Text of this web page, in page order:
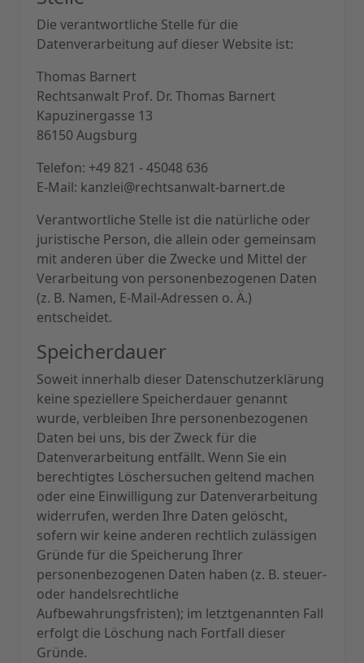
Die verantwortliche Stelle für die
Datenverarbeitung auf dieser Website ist:
Thomas Barnert
Rechtsanwalt Prof. Dr. Thomas Barnert
Kapuzinergasse 13
86150 Augsburg
Telefon: +49 821 - 45048 636
E-Mail: kanzlei@rechtsanwalt-barnert.de
Verantwortliche Stelle ist die natürliche oder
juristische Person, die allein oder gemeinsam
mit anderen über die Zwecke und Mittel der
Verarbeitung von personenbezogenen Daten
(z. B. Namen, E-Mail-Adressen o. Ä.)
entscheidet.
Speicherdauer
Soweit innerhalb dieser Datenschutzerklärung
keine speziellere Speicherdauer genannt
wurde, verbleiben Ihre personenbezogenen
Daten bei uns, bis der Zweck für die
Datenverarbeitung entfällt. Wenn Sie ein
berechtigtes Löschersuchen geltend machen
oder eine Einwilligung zur Datenverarbeitung
widerrufen, werden Ihre Daten gelöscht,
sofern wir keine anderen rechtlich zulässigen
Gründe für die Speicherung Ihrer
personenbezogenen Daten haben (z. B. steuer-
oder handelsrechtliche
Aufbewahrungsfristen); im letztgenannten Fall
erfolgt die Löschung nach Fortfall dieser
Gründe.